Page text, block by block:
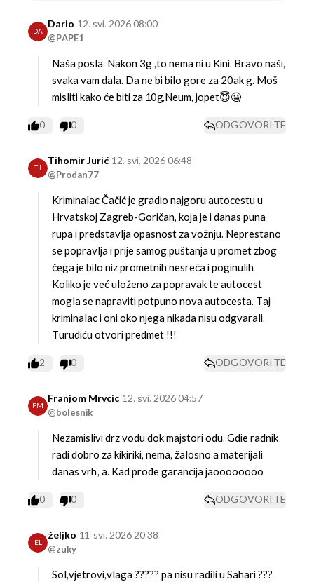
DA
Dario
@PAPE1
12. svi. 2026 08:00
Naša posla. Nakon 3g ,to nema ni u Kini. Bravo naši,
svaka vam dala. Da ne bi bilo gore za 20ak g. Moš
misliti kako će biti za 10g,Neum, jopet😇🤐
0 0 ODGOVORITE
TJ
Tihomir Jurić
@Prodan77
12. svi. 2026 06:48
Kriminalac Čačić je gradio najgoru autocestu u
Hrvatskoj Zagreb-Goričan, koja je i danas puna
rupa i predstavlja opasnost za vožnju. Neprestano
se popravlja i prije samog puštanja u promet zbog
čega je bilo niz prometnih nesreća i poginulih.
Koliko je već uloženo za popravak te autocest
mogla se napraviti potpuno nova autocesta. Taj
kriminalac i oni oko njega nikada nisu odgvarali.
Turudiću otvori predmet !!!
2 0 ODGOVORITE
FM
Franjom Mrvcic
@bolesnik
12. svi. 2026 04:57
Nezamislivi drz vodu dok majstori odu. Gdie radnik
radi dobro za kikiriki, nema, žalosno a materijali
danas vrh, a. Kad prođe garancija jaoooooooo
0 0 ODGOVORITE
EL
željko
@zuky
11. svi. 2026 20:38
Sol,vjetrovi,vlaga ????? pa nisu radili u Sahari ???